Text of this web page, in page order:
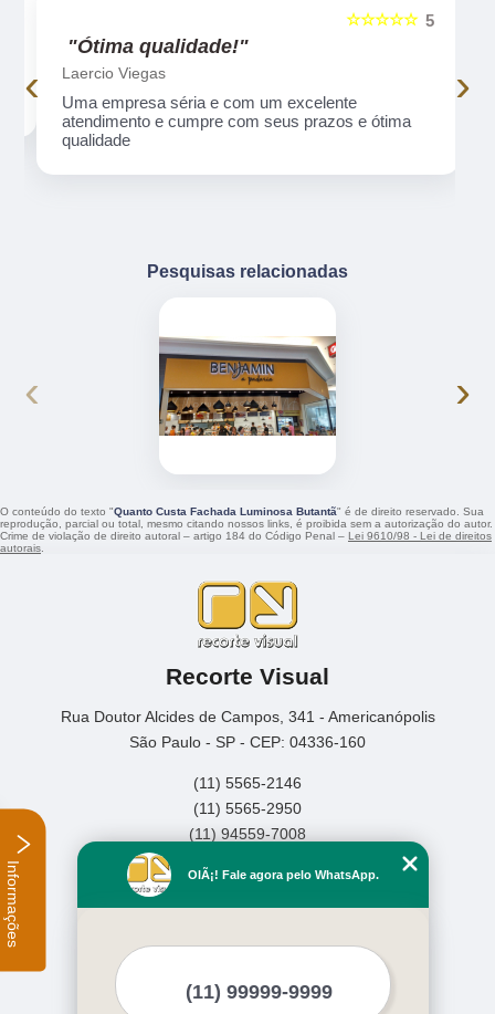
5
☆☆☆☆☆
"Ótima qualidade!"
Laercio Viegas
Uma empresa séria e com um excelente
atendimento e cumpre com seus prazos e ótima
qualidade
‹ ›
Pesquisas relacionadas
‹ ›
O conteúdo do texto "Quanto Custa Fachada Luminosa Butantã" é de direito reservado. Sua
reprodução, parcial ou total, mesmo citando nossos links, é proibida sem a autorização do autor.
Crime de violação de direito autoral – artigo 184 do Código Penal – Lei 9610/98 - Lei de direitos
autorais
Recorte Visual
Rua Doutor Alcides de Campos, 341 - Americanópolis
São Paulo - SP - CEP: 04336-160
(11) 5565-2146
(11) 5565-2950
(11) 94559-7008
Home
Serviços
Mapa do site
OlÃ¡! Fale agora pelo WhatsApp.
Informações